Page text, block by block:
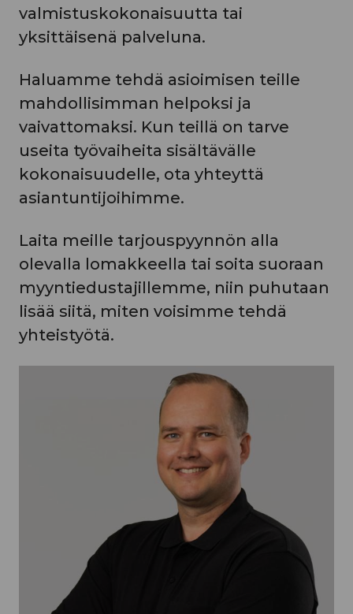
valmistuskokonaisuutta tai
yksittäisenä palveluna.
Haluamme tehdä asioimisen teille
mahdollisimman helpoksi ja
vaivattomaksi. Kun teillä on tarve
useita työvaiheita sisältävälle
kokonaisuudelle, ota yhteyttä
asiantuntijoihimme.
Laita meille tarjouspyynnön alla
olevalla lomakkeella tai soita suoraan
myyntiedustajillemme, niin puhutaan
lisää siitä, miten voisimme tehdä
yhteistyötä.